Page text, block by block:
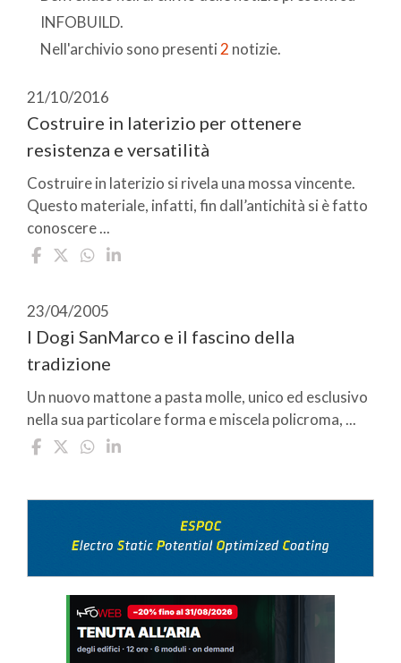
INFOBUILD.
Nell'archivio sono presenti 2 notizie.
21/10/2016
Costruire in laterizio per ottenere
resistenza e versatilità
Costruire in laterizio si rivela una mossa vincente.
Questo materiale, infatti, fin dall’antichità si è fatto
conoscere ...
23/04/2005
I Dogi SanMarco e il fascino della
tradizione
Un nuovo mattone a pasta molle, unico ed esclusivo
nella sua particolare forma e miscela policroma, ...